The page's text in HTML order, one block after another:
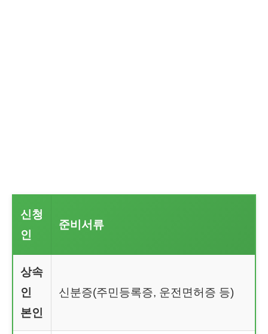
신청
인
준비서류
상속
인
본인
신분증(주민등록증, 운전면허증 등)